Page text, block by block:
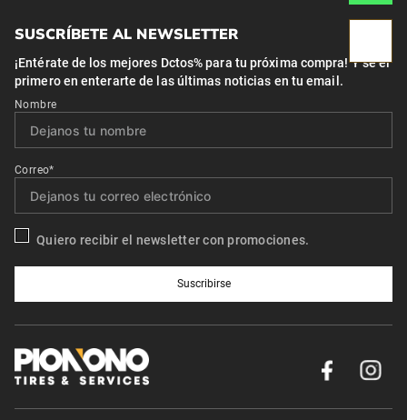
SUSCRÍBETE AL NEWSLETTER
¡Entérate de los mejores Dctos% para tu próxima compra! Y se el
primero en enterarte de las últimas noticias en tu email.
Nombre
Correo*
Quiero recibir el newsletter con promociones.
Suscribirse